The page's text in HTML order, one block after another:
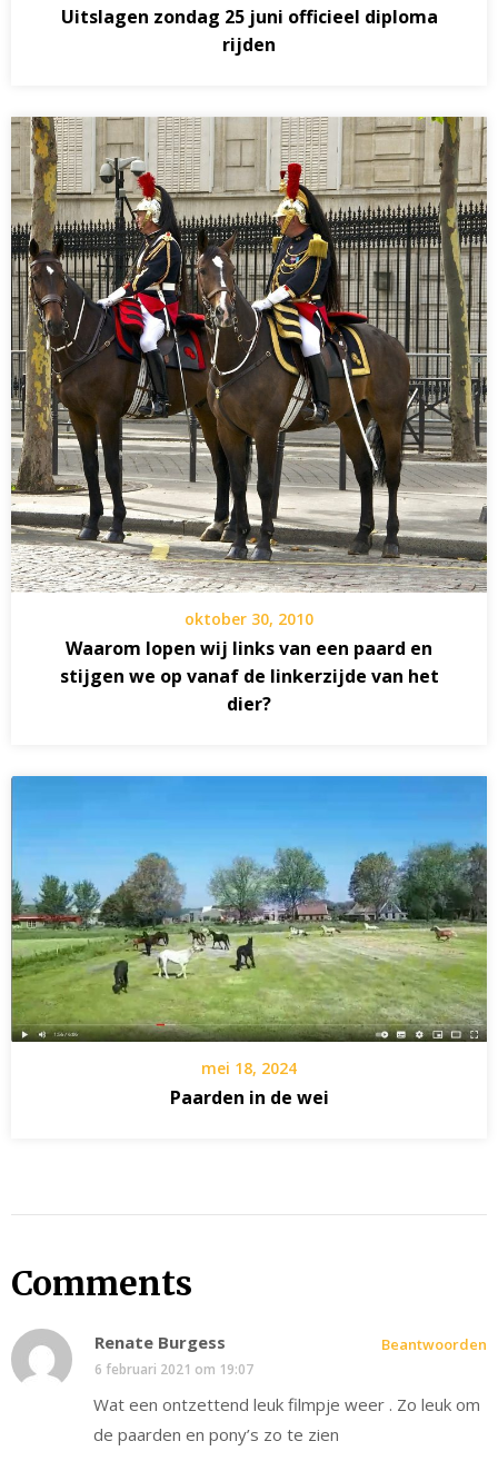
Uitslagen zondag 25 juni officieel diploma
rijden
oktober 30, 2010
Waarom lopen wij links van een paard en
stijgen we op vanaf de linkerzijde van het
dier?
mei 18, 2024
Paarden in de wei
Comments
Renate Burgess
6 februari 2021 om 19:07
Wat een ontzettend leuk filmpje weer . Zo leuk om
de paarden en pony’s zo te zien
Beantwoorden